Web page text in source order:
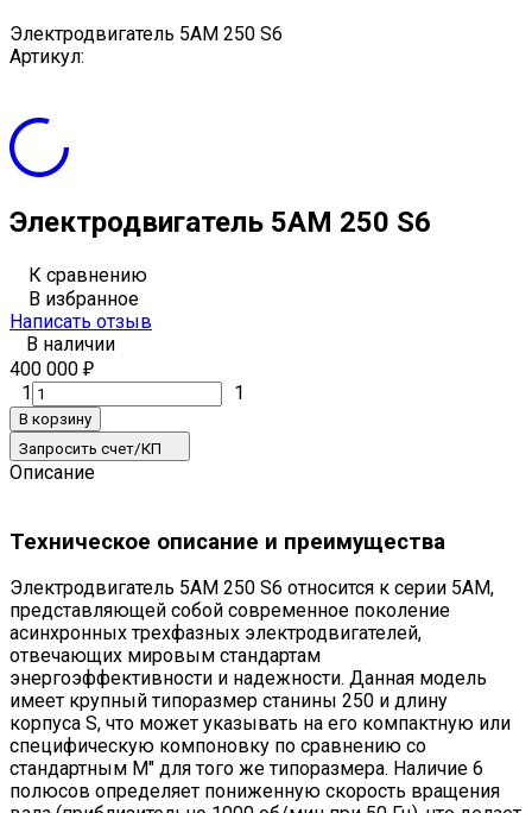
Электродвигатель 5АМ 250 S6
Артикул:
Электродвигатель 5АМ 250 S6
К сравнению
В избранное
Написать отзыв
В наличии
400 000 ₽
1 1
В корзину
Запросить счет/КП
Описание
Техническое описание и преимущества
Электродвигатель 5АМ 250 S6 относится к серии 5АМ,
представляющей собой современное поколение
асинхронных трехфазных электродвигателей,
отвечающих мировым стандартам
энергоэффективности и надежности. Данная модель
имеет крупный типоразмер станины 250 и длину
корпуса S, что может указывать на его компактную или
специфическую компоновку по сравнению со
стандартным М" для того же типоразмера. Наличие 6
полюсов определяет пониженную скорость вращения